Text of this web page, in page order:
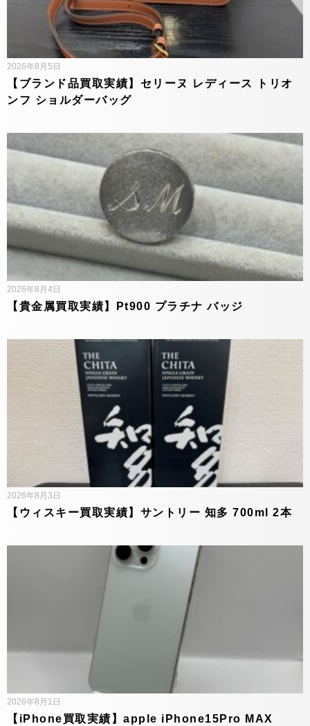
【ブランド品買取実績】セリーヌ レディース トリオ
ンフ ショルダーバッグ
2026年8月5日
【貴金属買取実績】Pt900 プラチナ バッジ
2026年8月4日
【ウィスキー買取実績】サントリー 知多 700ml 2本
2026年8月3日
【iPhone買取実績】apple iPhone15Pro MAX
2026年8月1日